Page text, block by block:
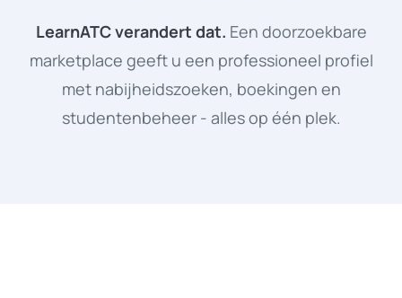
LearnATC verandert dat. Een doorzoekbare
marketplace geeft u een professioneel profiel
met nabijheidszoeken, boekingen en
studentenbeheer - alles op één plek.